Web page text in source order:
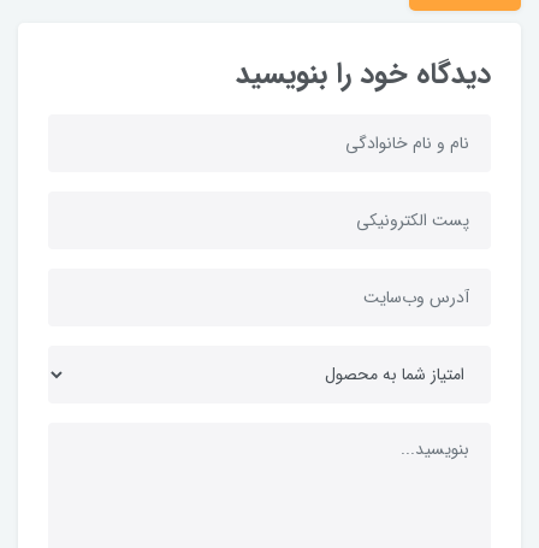
دیدگاه خود را بنویسید